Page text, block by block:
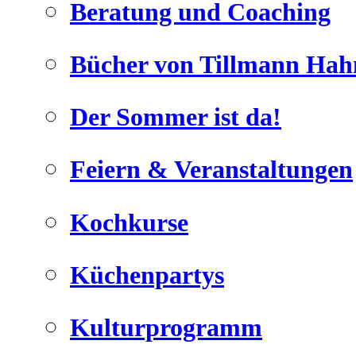
keine sind.
Ein Potpourrie professioneller Rezepte.
Für Liebhaber der einfachen und
immer mit der besonderen Note.
Beratung und Coaching
Bücher von Tillmann
Der Sommer ist da!
Feiern & Veranstaltungen
Kochkurse
Küchenpartys
Kulturprogramm